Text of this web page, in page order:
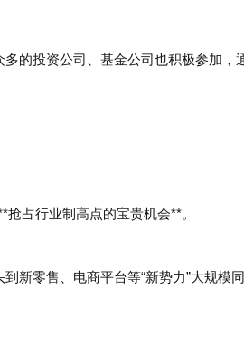
的投资公司、基金公司也积极参加，
占行业制高点的宝贵机会**。
新零售、电商平台等“新势力”大规模